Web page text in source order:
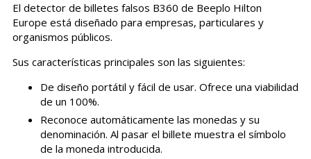
El detector de billetes falsos B360 de Beeplo Hilton
Europe está diseñado para empresas, particulares y
organismos públicos.
Sus características principales son las siguientes:
De diseño portátil y fácil de usar. Ofrece una viabilidad
de un 100%.
Reconoce automáticamente las monedas y su
denominación. Al pasar el billete muestra el símbolo
de la moneda introducida.